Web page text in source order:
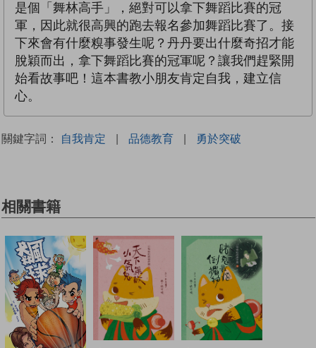
是個「舞林高手」，絕對可以拿下舞蹈比賽的冠
軍，因此就很高興的跑去報名參加舞蹈比賽了。接
下來會有什麼糗事發生呢？丹丹要出什麼奇招才能
脫穎而出，拿下舞蹈比賽的冠軍呢？讓我們趕緊開
始看故事吧！這本書教小朋友肯定自我，建立信
心。
關鍵字詞： 自我肯定 | 品德教育 | 勇於突破
相關書籍